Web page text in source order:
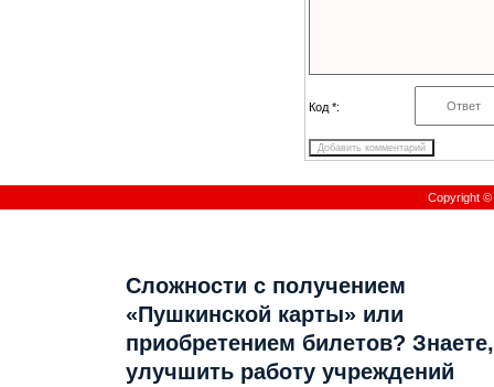
Код *:
Copyright
Сложности с получением
«Пушкинской карты» или
приобретением билетов?
улучшить работу учреждений